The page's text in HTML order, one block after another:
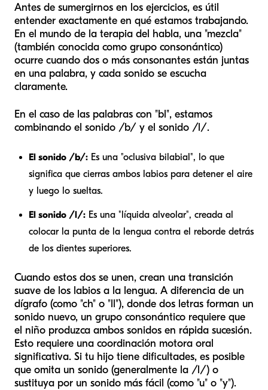
Antes de sumergirnos en los ejercicios, es útil
entender exactamente en qué estamos trabajando.
En el mundo de la terapia del habla, una "mezcla"
(también conocida como grupo consonántico)
ocurre cuando dos o más consonantes están juntas
en una palabra, y cada sonido se escucha
claramente.
En el caso de las palabras con "bl", estamos
combinando el sonido /b/ y el sonido /l/.
El sonido /b/: Es una "oclusiva bilabial", lo que
significa que cierras ambos labios para detener el aire
y luego lo sueltas.
El sonido /l/: Es una "líquida alveolar", creada al
colocar la punta de la lengua contra el reborde detrás
de los dientes superiores.
Cuando estos dos se unen, crean una transición
suave de los labios a la lengua. A diferencia de un
dígrafo (como "ch" o "ll"), donde dos letras forman un
sonido nuevo, un grupo consonántico requiere que
el niño produzca ambos sonidos en rápida sucesión.
Esto requiere una coordinación motora oral
significativa. Si tu hijo tiene dificultades, es posible
que omita un sonido (generalmente la /l/) o
sustituya por un sonido más fácil (como "u" o "y").